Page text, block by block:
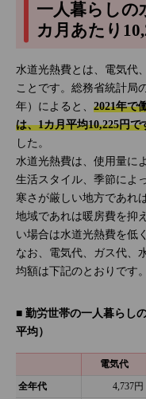
一人暮らしの
カ月あたり
水道光熱費とは、電気代
ことです。総務省統計局
年）によると、 2021年で
は、1カ月平均10,225円
した。
水道光熱費は、使用量に
生活スタイル、季節によ
寒さが厳しい地方であれ
地域であれは暖房費を抑
い場合は水道光熱費を低
なお、電気代、ガス代、
均額は下記のとおりです。
■ 勤労世帯の一人暮らし
平均）
電気代
全年代
4,737円